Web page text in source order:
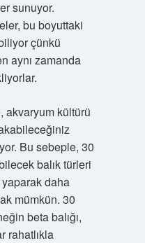
sunuyor.
bu boyuttaki
çünkü
aynı zamanda
akvaryum kültürü
Bu sebeple, 30
balık türleri
daha
mümkün. 30
beta balığı,
rahatlıkla